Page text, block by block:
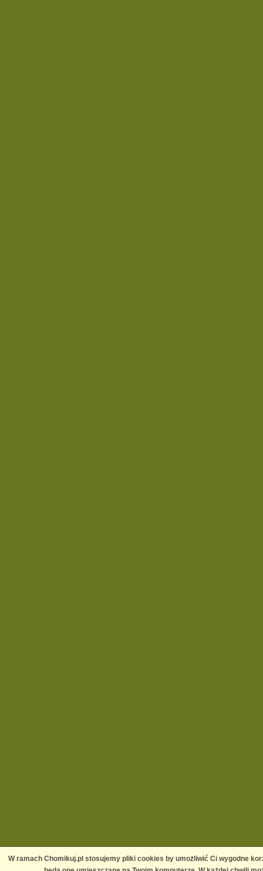
W ramach Chomikuj.pl stosujemy pliki cookies by umożliwić Ci wygodne